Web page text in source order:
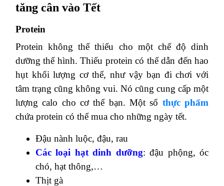
tăng cân vào Tết
Protein
Protein không thể thiếu cho một chế độ dinh
dưỡng thể hình. Thiếu protein có thể dẫn đến hao
hụt khối lượng cơ thể, như vậy bạn đi chơi với
tâm trạng cũng không vui. Nó cũng cung cấp một
lượng calo cho cơ thể bạn. Một số thực phẩm
chứa protein có thể mua cho những ngày tết.
Đậu nành luộc, đậu, rau
Các loại hạt dinh dưỡng: đậu phộng, óc
chó, hạt thông,…
Thịt gà